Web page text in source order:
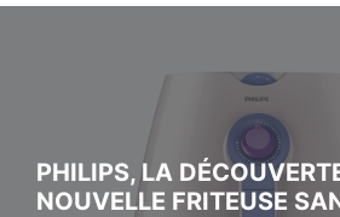
PHILIPS, LA
NOUVELLE FRITEUSE